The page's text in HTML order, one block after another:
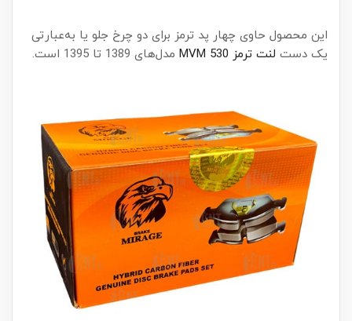
این محصول حاوی چهار پد ترمز برای دو چرخ جلو یا به‌عبارتی
یک دست لنت ترمز MVM 530 مدل‌های 1389 تا 1395 است.